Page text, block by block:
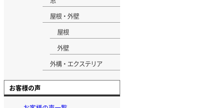
屋根・外壁
屋根
外壁
外構・エクステリア
お客様の声